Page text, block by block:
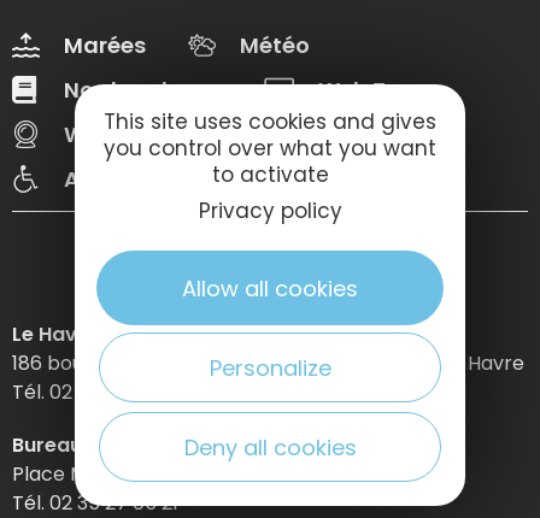
Marées
Météo
Nos brochures
Web Tv
Webcams
Congrès
Accessibilté
Le Havre Etretat Normandie Tourisme
186 boulevard Clemenceau – BP 649 – 76059 Le Havre
Tél. 02 32 74 04 04 –
Bureau d’information d’Etretat
Place Maurice Guillard – 76790 Étretat
Tél. 02 35 27 05 21
This site uses cookies and gives
you control over what you want
to activate
Privacy policy
Allow all cookies
Personalize
Deny all cookies